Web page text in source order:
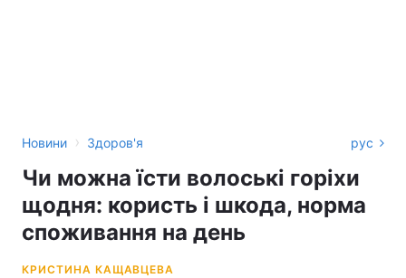
Новини › Здоров'я рус
Чи можна їсти волоські горіхи
щодня: користь і шкода, норма
споживання на день
КРИСТИНА КАЩАВЦЕВА